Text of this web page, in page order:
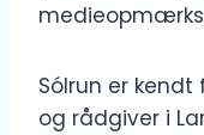
Sólrun er
og rådgiver i